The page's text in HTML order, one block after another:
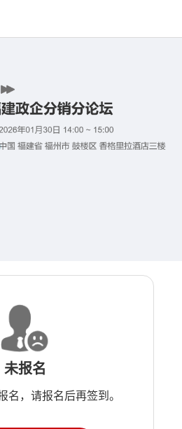
未报名
名，请报名后再签到。